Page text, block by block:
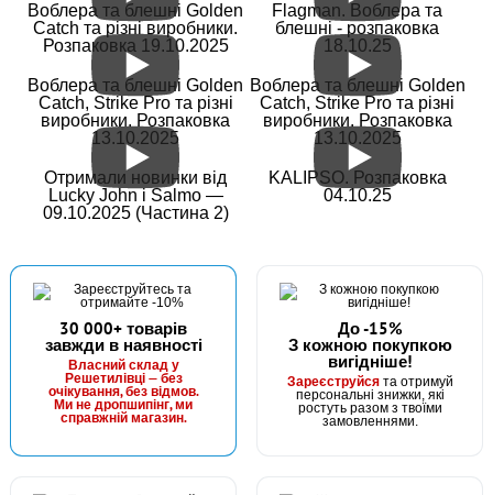
Воблера та блешні Golden
Catch та різні виробники.
Розпаковка 19.10.2025
Flagman. Воблера та
блешні - розпаковка
18.10.25
Воблера та блешні Golden
Catch, Strike Pro та різні
виробники. Розпаковка
13.10.2025
Воблера та блешні Golden
Catch, Strike Pro та різні
виробники. Розпаковка
13.10.2025
Отримали новинки від
Lucky John і Salmo —
09.10.2025 (Частина 2)
KALIPSO. Розпаковка
04.10.25
30 000+ товарів
завжди в наявності
Власний склад у
Решетилівці — без
очікування, без відмов.
Ми не дропшипінг, ми
справжній магазин.
До -15%
З кожною покупкою
вигідніше!
Зареєструйсята отримуй
персональні знижки, які
ростуть разом з твоїми
замовленнями.